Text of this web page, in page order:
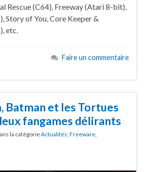
Rescue (C64), Freeway (Atari 8-bit),
Story of You, Core Keeper &
etc.
Faire un commentaire
Batman et les Tortues
fangames délirants
la catégorieActualités Freeware